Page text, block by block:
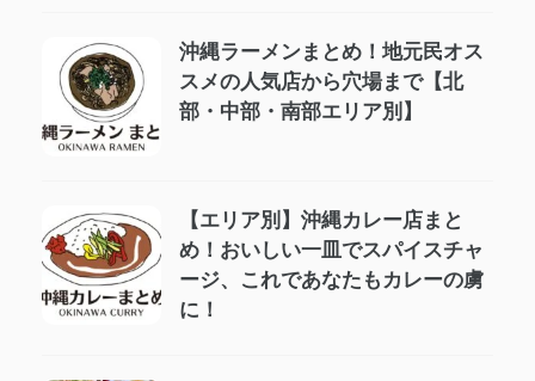
沖縄ラーメンまとめ！地元民オス
スメの人気店から穴場まで【北
部・中部・南部エリア別】
【エリア別】沖縄カレー店まと
め！おいしい一皿でスパイスチャ
ージ、これであなたもカレーの虜
に！